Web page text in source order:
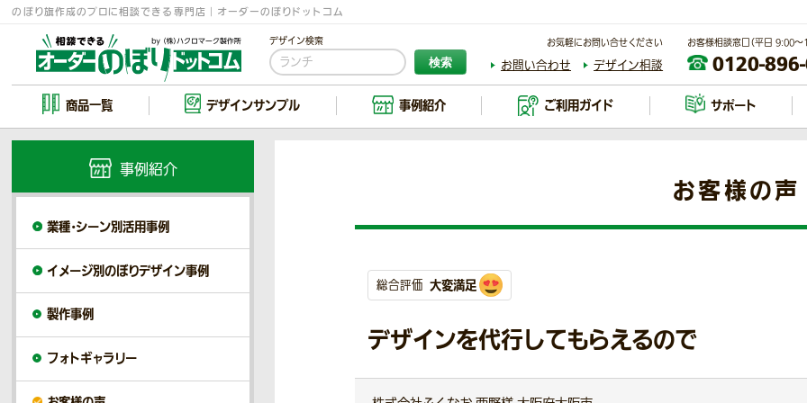
のぼり旗作成のプロに相談できる専門店｜オーダーのぼりドットコム
デザイン検索
検索
お気軽にお問い合せください
お問い合わせ デザイン相談
お客様相談窓口（平日 9:00～
0120-
商品一覧 デザインサンプル 事例紹介 ご利用ガイド サポート
お客様の声
総合評価 大変満足
デザインを代行してもらえるので
事例紹介
業種・シーン別活用事例
イメージ別のぼりデザイン事例
製作事例
フォトギャラリー